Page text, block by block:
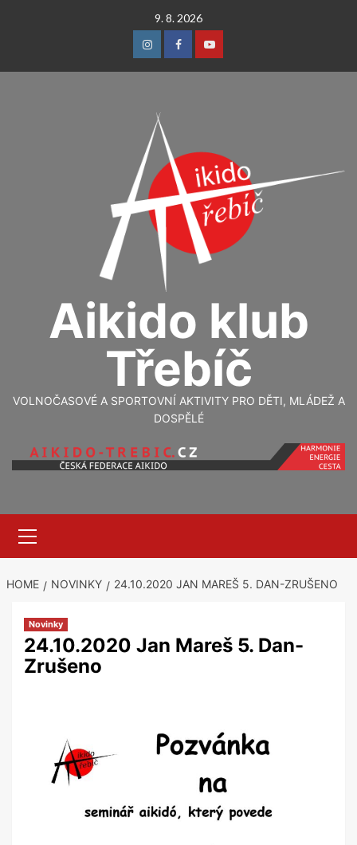
9. 8. 2026
InstagramFacebookYoutube
Aikido klub
Třebíč
VOLNOČASOVÉ A SPORTOVNÍ AKTIVITY PRO DĚTI, MLÁDEŽ A
DOSPĚLÉ
Menu
HOME NOVINKY 24.10.2020 JAN MAREŠ 5. DAN-ZRUŠENO
Novinky
24.10.2020 Jan Mareš 5. Dan-
Zrušeno